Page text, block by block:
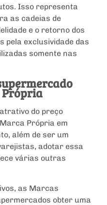
Isso representa
as cadeias de
e o retorno dos
pela exclusividade das
somente nas
do preço
Própria em
além de ser um
adotar essa
várias outras
as Marcas
obter uma